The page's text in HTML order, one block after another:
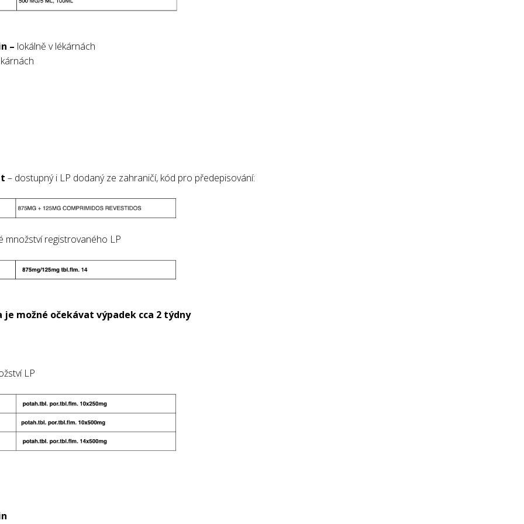
– lokálně v lékárnách
– dostupný i LP dodaný ze zahraničí, kód pro předepisování:
množství registrovaného LP
možné očekávat výpadek cca 2 týdny
LP